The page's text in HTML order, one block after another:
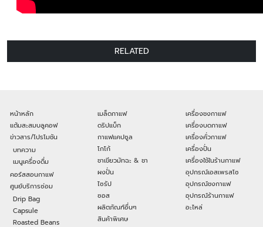
RELATED
หน้าหลัก
แต้มสะสมบลูคอฟ
ข่าวสาร/โปรโมชัน
บทความ
เมนูเครื่องดื่ม
คอร์สสอนกาแฟ
ศูนย์บริการซ่อม
Drip Bag
Capsule
Roasted Beans
เมล็ดกาแฟ
ดริปแบ็ก
กาแฟแคปซูล
โกโก้
ชาเขียวมัทฉะ & ชา
ผงปั่น
ไซรัป
ซอส
ผลิตภัณฑ์อื่นๆ
สินค้าพิเศษ
เครื่องชงกาแฟ
เครื่องบดกาแฟ
เครื่องคั่วกาแฟ
เครื่องปั่น
เครื่องใช้ในร้านกาแฟ
อุปกรณ์เอสเพรสโซ
อุปกรณ์ชงกาแฟ
อุปกรณ์ร้านกาแฟ
อะไหล่